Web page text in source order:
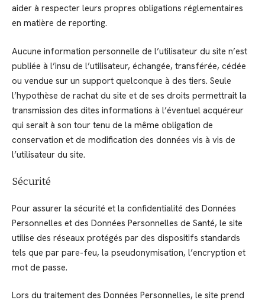
aider à respecter leurs propres obligations réglementaires
en matière de reporting.
Aucune information personnelle de l’utilisateur du site n’est
publiée à l’insu de l’utilisateur, échangée, transférée, cédée
ou vendue sur un support quelconque à des tiers. Seule
l’hypothèse de rachat du site et de ses droits permettrait la
transmission des dites informations à l’éventuel acquéreur
qui serait à son tour tenu de la même obligation de
conservation et de modification des données vis à vis de
l’utilisateur du site.
Sécurité
Pour assurer la sécurité et la confidentialité des Données
Personnelles et des Données Personnelles de Santé, le site
utilise des réseaux protégés par des dispositifs standards
tels que par pare-feu, la pseudonymisation, l’encryption et
mot de passe.
Lors du traitement des Données Personnelles, le site prend